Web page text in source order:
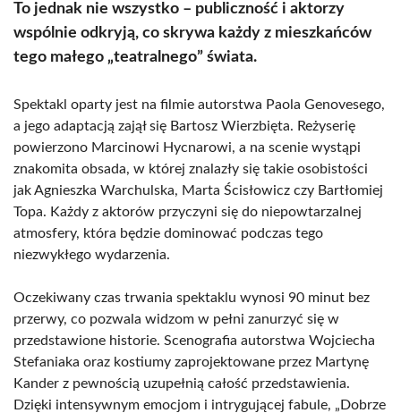
To jednak nie wszystko – publiczność i aktorzy
wspólnie odkryją, co skrywa każdy z mieszkańców
tego małego „teatralnego” świata.
Spektakl oparty jest na filmie autorstwa Paola Genovesego,
a jego adaptacją zajął się Bartosz Wierzbięta. Reżyserię
powierzono Marcinowi Hycnarowi, a na scenie wystąpi
znakomita obsada, w której znalazły się takie osobistości
jak Agnieszka Warchulska, Marta Ścisłowicz czy Bartłomiej
Topa. Każdy z aktorów przyczyni się do niepowtarzalnej
atmosfery, która będzie dominować podczas tego
niezwykłego wydarzenia.
Oczekiwany czas trwania spektaklu wynosi 90 minut bez
przerwy, co pozwala widzom w pełni zanurzyć się w
przedstawione historie. Scenografia autorstwa Wojciecha
Stefaniaka oraz kostiumy zaprojektowane przez Martynę
Kander z pewnością uzupełnią całość przedstawienia.
Dzięki intensywnym emocjom i intrygującej fabule, „Dobrze